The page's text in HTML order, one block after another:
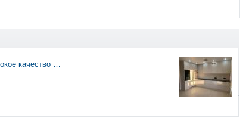
качество …